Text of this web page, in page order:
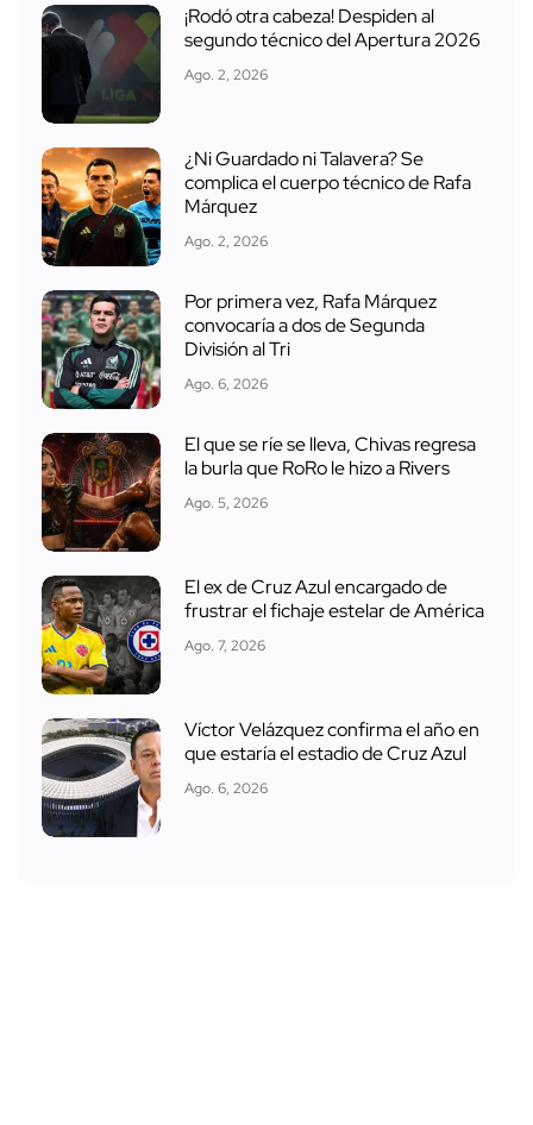
¡Rodó otra cabeza! Despiden al
segundo técnico del Apertura 2026
Ago. 2, 2026
¿Ni Guardado ni Talavera? Se
complica el cuerpo técnico de Rafa
Márquez
Ago. 2, 2026
Por primera vez, Rafa Márquez
convocaría a dos de Segunda
División al Tri
Ago. 6, 2026
El que se ríe se lleva, Chivas regresa
la burla que RoRo le hizo a Rivers
Ago. 5, 2026
El ex de Cruz Azul encargado de
frustrar el fichaje estelar de América
Ago. 7, 2026
Víctor Velázquez confirma el año en
que estaría el estadio de Cruz Azul
Ago. 6, 2026